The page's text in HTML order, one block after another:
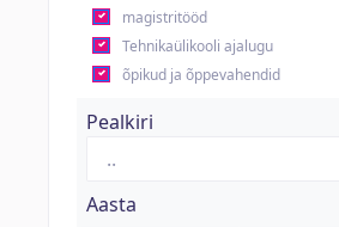
magistritööd
Tehnikaülikooli ajalugu
õpikud ja õppevahendid
Pealkiri
Aasta